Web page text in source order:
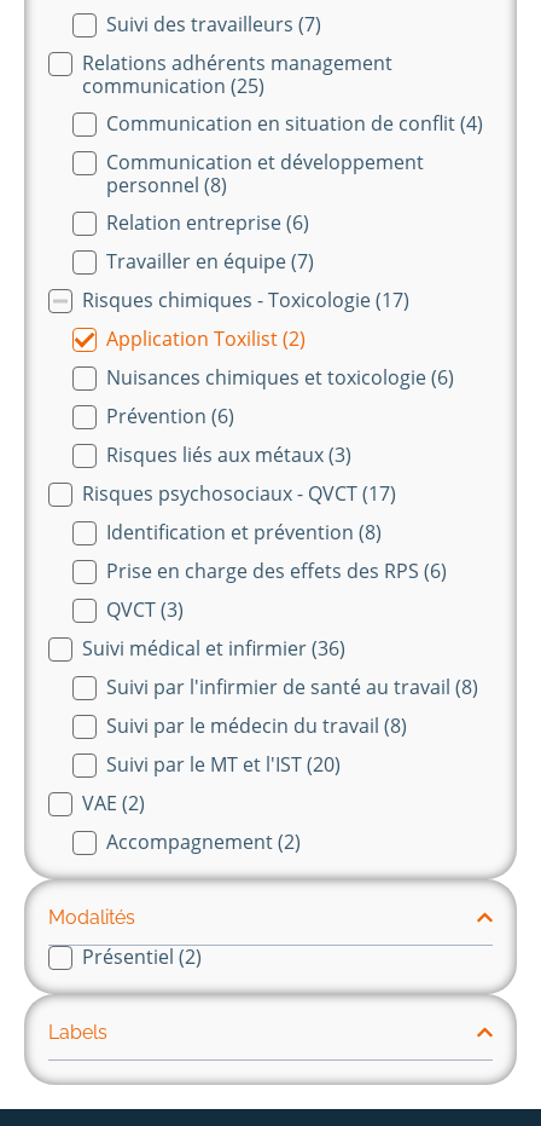
Suivi des travailleurs (7)
Relations adhérents management
communication (25)
Communication en situation de conflit(4)
Communication et développement
personnel (8)
Relation entreprise(6)
Travailler en équipe(7)
Risques chimiques - Toxicologie(17)
Application Toxilist(2)
Nuisances chimiques et toxicologie(6)
Prévention (6)
Risques liés aux métaux(3)
Risques psychosociaux - QVCT(17)
Identification et prévention (8)
Prise en charge des effets des RPS (6)
QVCT(3)
Suivi médical et infirmier(36)
Suivi par l'infirmier de santé au travail (8)
Suivi par le médecin du travail (8)
Suivi par le MT et l'IST(20)
VAE (2)
Accompagnement(2)
Modalités
modalité
Présentiel (2)
Labels